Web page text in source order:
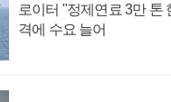
로이터 "정제연료 3만 톤
격에 수요 늘어